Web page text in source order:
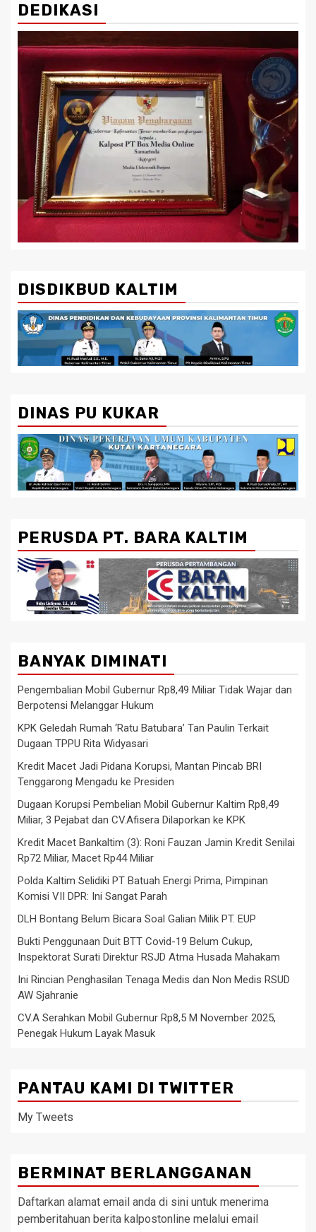
DEDIKASI
DISDIKBUD KALTIM
DINAS PU KUKAR
PERUSDA PT. BARA KALTIM
BANYAK DIMINATI
Pengembalian Mobil Gubernur Rp8,49 Miliar Tidak Wajar dan
Berpotensi Melanggar Hukum
KPK Geledah Rumah ‘Ratu Batubara’ Tan Paulin Terkait
Dugaan TPPU Rita Widyasari
Kredit Macet Jadi Pidana Korupsi, Mantan Pincab BRI
Tenggarong Mengadu ke Presiden
Dugaan Korupsi Pembelian Mobil Gubernur Kaltim Rp8,49
Miliar, 3 Pejabat dan CV.Afisera Dilaporkan ke KPK
Kredit Macet Bankaltim (3): Roni Fauzan Jamin Kredit Senilai
Rp72 Miliar, Macet Rp44 Miliar
Polda Kaltim Selidiki PT Batuah Energi Prima, Pimpinan
Komisi VII DPR: Ini Sangat Parah
DLH Bontang Belum Bicara Soal Galian Milik PT. EUP
Bukti Penggunaan Duit BTT Covid-19 Belum Cukup,
Inspektorat Surati Direktur RSJD Atma Husada Mahakam
Ini Rincian Penghasilan Tenaga Medis dan Non Medis RSUD
AW Sjahranie
CV.A Serahkan Mobil Gubernur Rp8,5 M November 2025,
Penegak Hukum Layak Masuk
PANTAU KAMI DI TWITTER
My Tweets
BERMINAT BERLANGGANAN
Daftarkan alamat email anda di sini untuk menerima
pemberitahuan berita kalpostonline melalui email